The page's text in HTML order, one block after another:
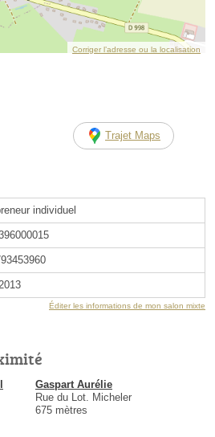
Corriger l’adresse ou la localisation
Trajet Maps
individuel
Éditer les informations de mon salon mixte
Gaspart Aurélie
Rue du Lot. Micheler
675 mètres